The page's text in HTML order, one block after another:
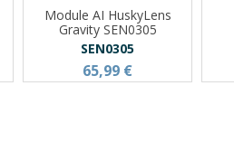
Module AI HuskyLens
Gravity SEN0305
SEN0305
65,99 €